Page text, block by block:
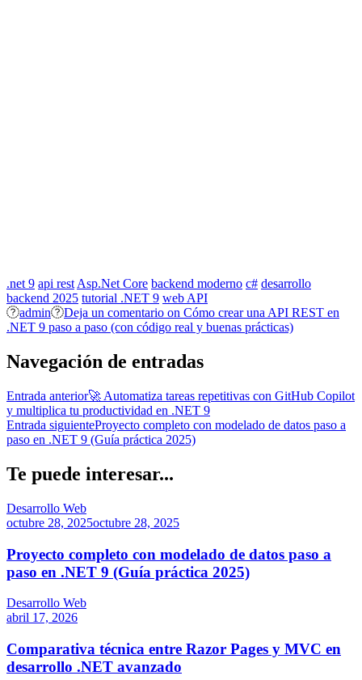
.net 9 api rest Asp.Net Core backend moderno c# desarrollo
backend 2025 tutorial .NET 9 web API
admin
Deja un comentario on Cómo crear una API REST en
.NET 9 paso a paso (con código real y buenas prácticas)
Navegación de entradas
Entrada anterior🚀 Automatiza tareas repetitivas con GitHub Copilot
y multiplica tu productividad en .NET 9
Entrada siguienteProyecto completo con modelado de datos paso a
paso en .NET 9 (Guía práctica 2025)
Te puede interesar...
Desarrollo Web
octubre 28, 2025octubre 28, 2025
Proyecto completo con modelado de datos paso a
paso en .NET 9 (Guía práctica 2025)
Desarrollo Web
abril 17, 2026
Comparativa técnica entre Razor Pages y MVC en
desarrollo .NET avanzado